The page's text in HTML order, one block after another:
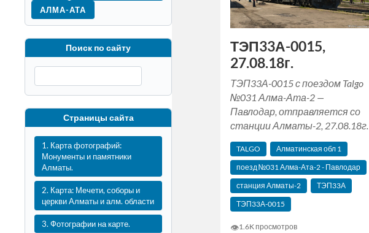
АЛМА-АТА
Поиск по сайту
Страницы сайта
1. Карта фотографий:
Монументы и памятники
Алматы.
2. Карта: Мечети, соборы и
церкви Алматы и алм. области
3. Фотографии на карте.
ТЭП33А-0015,
27.08.18г.
ТЭП33А-0015 с поездом Talgo
№031 Алма-Ата-2 —
Павлодар, отправляется со
станции Алматы-2, 27.08.18г.
TALGO
Алматинская‬ обл 1
поезд №031 Алма-Ата-2 - Павлодар
станция Алматы-2
ТЭП33А
ТЭП33А-0015
👁1.6K просмотров